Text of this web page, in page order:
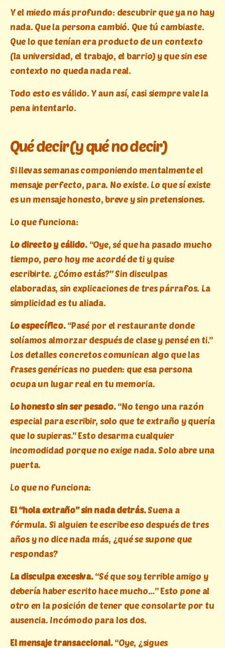
Y el miedo más profundo: descubrir que ya no hay
nada. Que la persona cambió. Que tú cambiaste.
Que lo que tenían era producto de un contexto
(la universidad, el trabajo, el barrio) y que sin ese
contexto no queda nada real.
Todo esto es válido. Y aun así, casi siempre vale la
pena intentarlo.
Qué decir (y qué no decir)
Si llevas semanas componiendo mentalmente el
mensaje perfecto, para. No existe. Lo que sí existe
es un mensaje honesto, breve y sin pretensiones.
Lo que funciona:
Lo directo y cálido.“Oye, sé que ha pasado mucho
tiempo, pero hoy me acordé de ti y quise
escribirte. ¿Cómo estás?” Sin disculpas
elaboradas, sin explicaciones de tres párrafos. La
simplicidad es tu aliada.
Lo específico.“Pasé por el restaurante donde
solíamos almorzar después de clase y pensé en ti.”
Los detalles concretos comunican algo que las
frases genéricas no pueden: que esa persona
ocupa un lugar real en tu memoria.
Lo honesto sin ser pesado.“No tengo una razón
especial para escribir, solo que te extraño y quería
que lo supieras.” Esto desarma cualquier
incomodidad porque no exige nada. Solo abre una
puerta.
Lo que no funciona:
El “hola extraño” sin nada detrás.Suena a
fórmula. Si alguien te escribe eso después de tres
años y no dice nada más, ¿qué se supone que
respondas?
La disculpa excesiva.“Sé que soy terrible amigo y
debería haber escrito hace mucho…” Esto pone al
otro en la posición de tener que consolarte por tu
ausencia. Incómodo para los dos.
El mensaje transaccional.“Oye, ¿sigues